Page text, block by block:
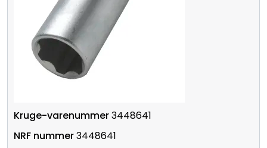
3448641
3448641